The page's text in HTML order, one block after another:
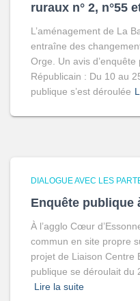
ruraux n° 2, n°55
L’aménagement de La
entraîne des
Orge. Un avis
Républicain : Du 10 au
publique s’est déroulée
DIALOGUE AVEC LES
Enquête publique
À l’agglo Cœur
commun en site propre
projet de Liaison Centre
publique se déroulait du
Lire la suite